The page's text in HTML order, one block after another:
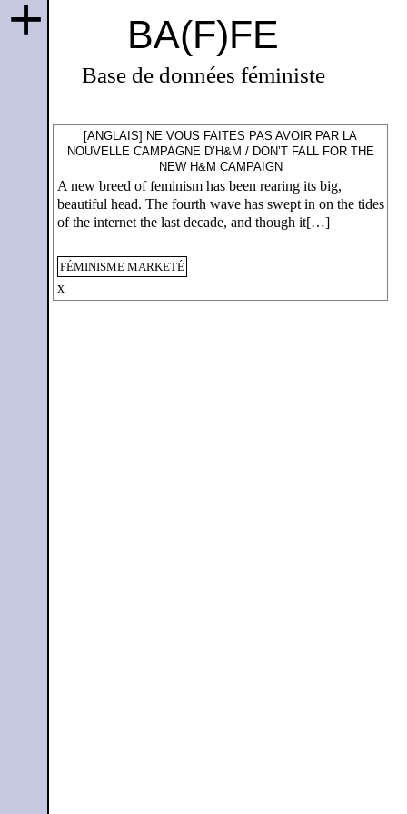
BA(F)FE
Base de données féministe
+
[ANGLAIS] NE VOUS FAITES PAS AVOIR PAR LA
NOUVELLE CAMPAGNE D’H&M / DON’T FALL FOR THE
NEW H&M CAMPAIGN
A new breed of feminism has been rearing its big,
beautiful head. The fourth wave has swept in on the tides
of the internet the last decade, and though it[…]
FÉMINISME MARKETÉ
x